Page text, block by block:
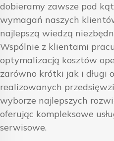
dobieramy zawsze pod
wymagań naszych
najlepszą wiedzą
Wspólnie z klientami
optymalizacją kosztów
zarówno krótki jak i długi
realizowanych
wyborze najlepszych
oferując kompleksowe
serwisowe.